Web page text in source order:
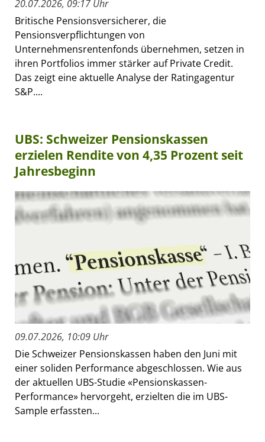
20.07.2026, 09:17 Uhr
Britische Pensionsversicherer, die
Pensionsverpflichtungen von
Unternehmensrentenfonds übernehmen, setzen in
ihren Portfolios immer stärker auf Private Credit.
Das zeigt eine aktuelle Analyse der Ratingagentur
S&P....
UBS: Schweizer Pensionskassen
erzielen Rendite von 4,35 Prozent seit
Jahresbeginn
09.07.2026, 10:09 Uhr
Die Schweizer Pensionskassen haben den Juni mit
einer soliden Performance abgeschlossen. Wie aus
der aktuellen UBS-Studie «Pensionskassen-
Performance» hervorgeht, erzielten die im UBS-
Sample erfassten...